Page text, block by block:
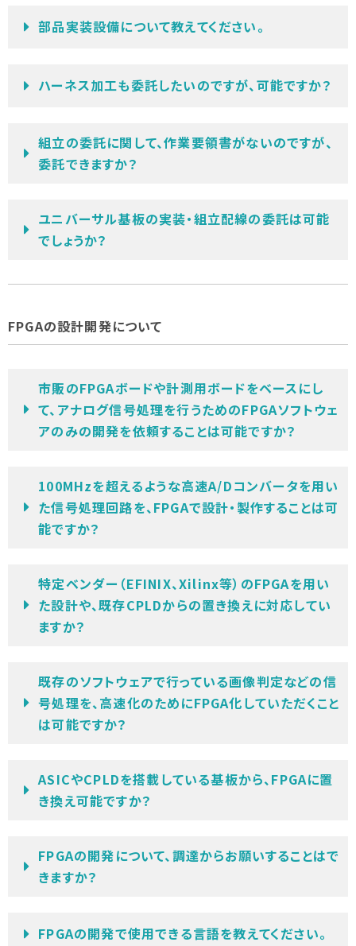
部品実装設備について教えてください。
ハーネス加工も委託したいのですが、可能ですか？
組立の委託に関して、作業要領書がないのですが、
委託できますか？
ユニバーサル基板の実装・組立配線の委託は可能
でしょうか？
FPGAの設計開発について
市販のFPGAボードや計測用ボードをベースにし
て、アナログ信号処理を行うためのFPGAソフトウェ
アのみの開発を依頼することは可能ですか？
100MHzを超えるような高速A/Dコンバータを用い
た信号処理回路を、FPGAで設計・製作することは可
能ですか？
特定ベンダー（EFINIX、Xilinx等）のFPGAを用い
た設計や、既存CPLDからの置き換えに対応してい
ますか？
既存のソフトウェアで行っている画像判定などの信
号処理を、高速化のためにFPGA化していただくこと
は可能ですか？
ASICやCPLDを搭載している基板から、FPGAに置
き換え可能ですか？
FPGAの開発について、調達からお願いすることはで
きますか？
FPGAの開発で使用できる言語を教えてください。